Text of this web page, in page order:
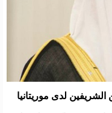
لدى موريتانيا